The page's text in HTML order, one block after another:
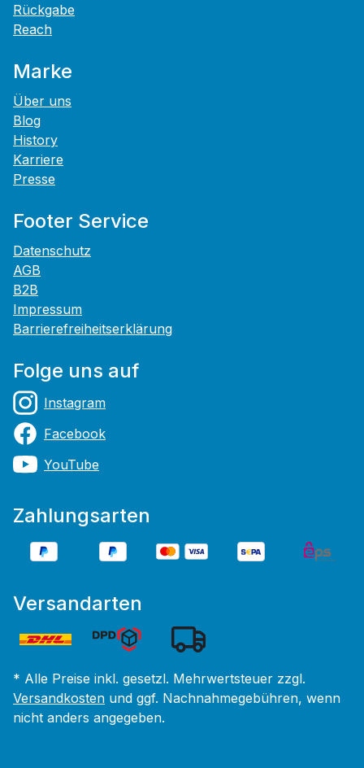
Rückgabe
Reach
Marke
Über uns
Blog
History
Karriere
Presse
Footer Service
Datenschutz
AGB
B2B
Impressum
Barrierefreiheitserklärung
Folge uns auf
Instagram
Facebook
YouTube
Zahlungsarten
Versandarten
* Alle Preise inkl. gesetzl. Mehrwertsteuer zzgl.
Versandkosten und ggf. Nachnahmegebühren, wenn
nicht anders angegeben.